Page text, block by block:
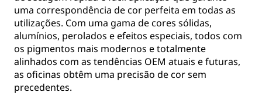
uma correspondência de cor perfeita em todas as
utilizações. Com uma gama de cores sólidas,
alumínios, perolados e efeitos especiais, todos com
os pigmentos mais modernos e totalmente
alinhados com as tendências OEM atuais e futuras,
as oficinas obtêm uma precisão de cor sem
precedentes.